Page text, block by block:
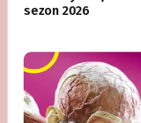
sezon 2026